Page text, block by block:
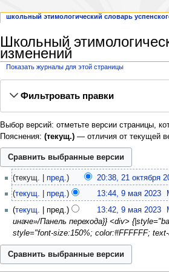
Школьный
изменений
Показать журналы для этой страницы
Фильтровать правки
Выбор версий: отметьте версии страницы,
Пояснения: (текущ.)— отличия от текущей
октября
2023
текущ. пред. 20:38, 21 октября
Н
е
т
о
п
и
с
а
мая
2023
текущ. пред. 13:44, 9 мая 2023‎
Н
е
п
и
текущ. пред. 13:42, 9 мая 2023‎
иначе»/Панель перехода}} <div>
style="font-size:150%; color:#FFFFFF;
школьный этимологический словарь